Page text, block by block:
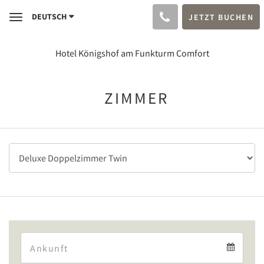
ToggleDEUTSCH JETZT BUCHEN
Hotel Königshof am Funkturm Comfort
ZIMMER